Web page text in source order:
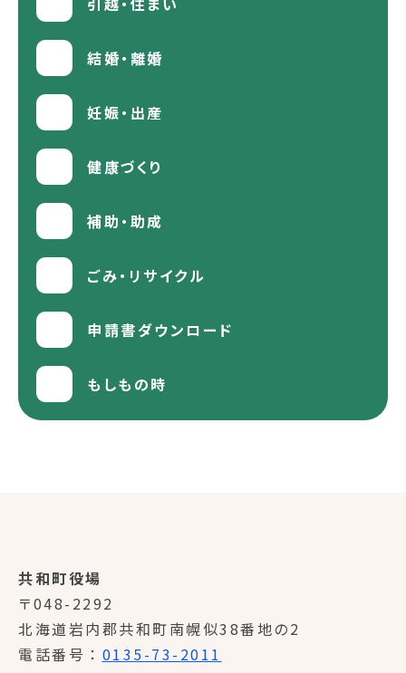
結婚・離婚
妊娠・出産
健康づくり
補助・助成
ごみ・リサイクル
申請書ダウンロード
もしもの時
共和町役場
〒048-2292
北海道岩内郡共和町南幌似38番地の2
電話番号
0135-73-2011